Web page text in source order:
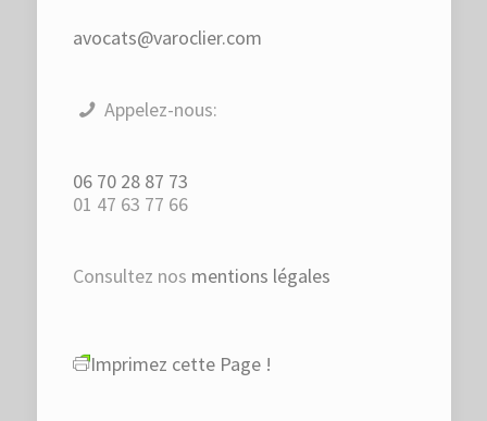
avocats@varoclier.com
Appelez-nous:
06 70 28 87 73
01 47 63 77 66
Consultez nos mentions légales
Imprimez cette Page !